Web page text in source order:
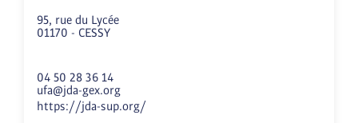
95, rue du Lycée
01170 - CESSY
04 50 28 36 14
ufa@jda-gex.org
https://jda-sup.org/